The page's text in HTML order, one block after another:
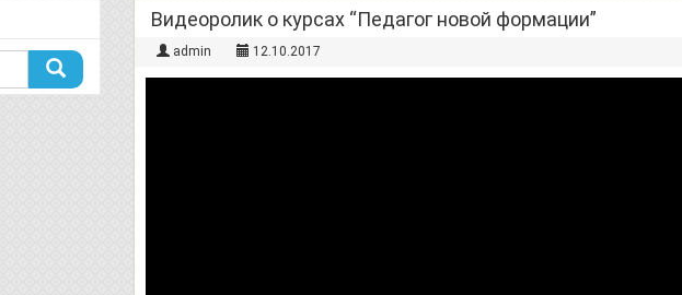
Видеоролик о курсах “Педагог новой формации”
admin 12.10.2017